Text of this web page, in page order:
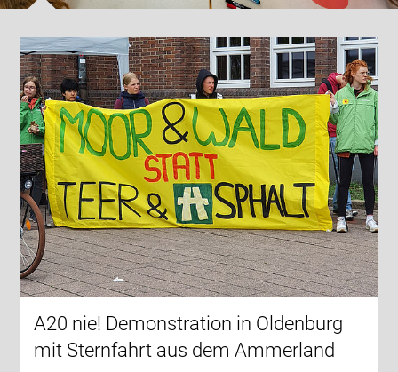
A20 nie! Demonstration in Oldenburg
mit Sternfahrt aus dem Ammerland